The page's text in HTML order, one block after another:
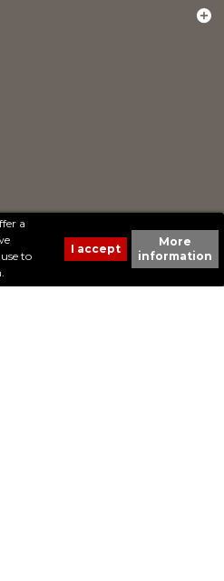
a
to
More
information
Tous droits réservés.
| ProduWeb